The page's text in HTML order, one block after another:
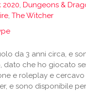
2020,Dungeons &
, The Witcher
da 3 anni circa, e
che ho giocato
e roleplay e
e sono disponibile